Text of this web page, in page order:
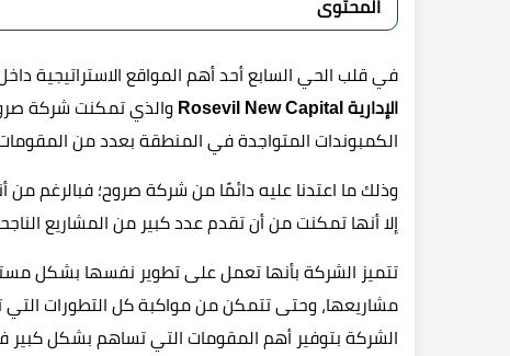
المحتوى
في قلب الحي السابع أحد أهم المواقع الاستراتيجية
الإدارية Rosevil New Capital
والذي تمكنت شركة
الكمبوندات المتواجدة في المنطقة بعدد من
وذلك ما اعتدنا عليه دائمًا من شركة صروح؛ فبالرغم من
إلا أنها تمكنت من أن تقدم عدد كبير من المشاريع
تتميز الشركة بأنها تعمل على تطوير نفسها بشكل
مشاريعها، وحتى تتمكن من مواكبة كل التطورات
الشركة بتوفير أهم المقومات التي تساهم بشكل